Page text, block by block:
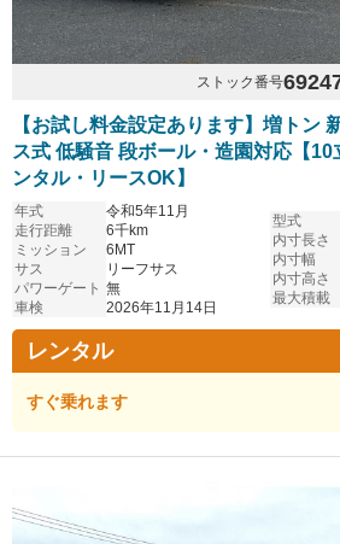
ストック番号
【お試し料金設定あります】増トン
ス式 低騒音 段ボール・造園対応【10立米クラス】【長期レ
ンタル・リースOK】
年式
令和5年11月
走行距離
6千km
ミッション
6MT
サス
リーフサス
パワーゲート 無
車検
2026年11月14日
型式
内寸長さ
内寸幅
内寸高さ
最大積載
レンタル
すぐ乗れます